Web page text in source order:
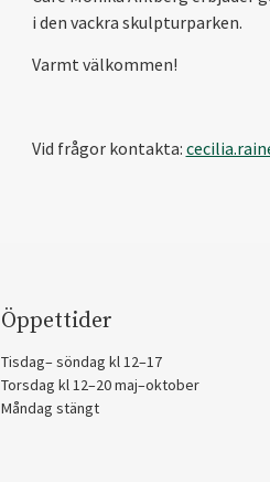
i den vackra skulpturparken.
Varmt välkommen!
Vid frågor kontakta:
Öppettider
Tisdag– söndag kl 12–17
Torsdag kl 12–20 maj–oktober
Måndag stängt